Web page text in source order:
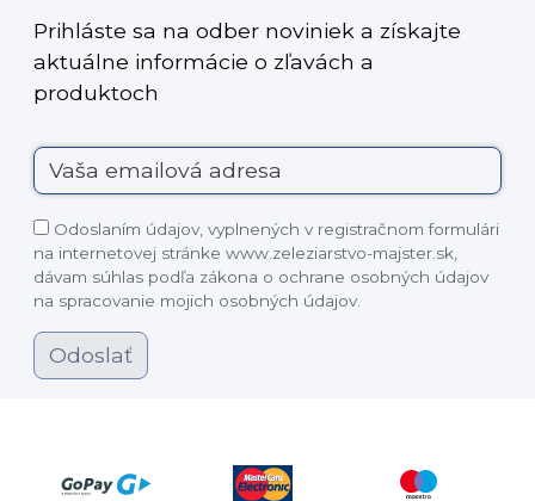
Prihláste sa na odber noviniek a získajte
aktuálne informácie o zľavách a
produktoch
Odoslaním údajov, vyplnených v registračnom formulári
na internetovej stránke www.zeleziarstvo-majster.sk,
dávam súhlas podľa zákona o ochrane osobných údajov
na spracovanie mojich osobných údajov.
Odoslať